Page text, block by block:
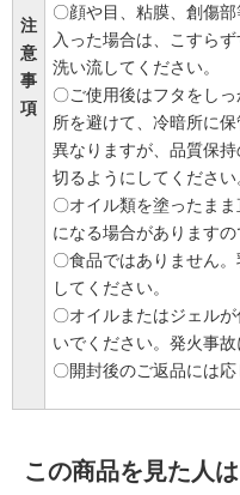
注
意
事
項
〇顔や目、粘膜、創傷
入った場合は、こすら
洗い流してください。
〇ご使用後はフタをし
所を避けて、冷暗所に
異なりますが、品質保
切るようにしてください
〇オイル類を塗ったま
になる場合がありますの
〇食品ではありません
してください。
〇オイルまたはジェル
いでください。発火事故
〇開封後のご返品には
この商品を見た人